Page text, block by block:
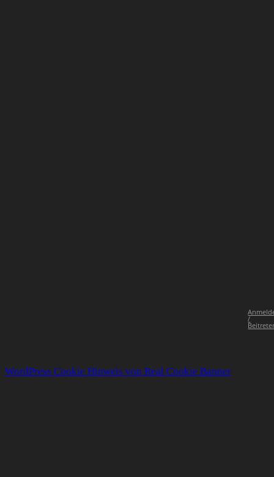
/
WordPress Cookie Hinweis von Real Cookie Banner